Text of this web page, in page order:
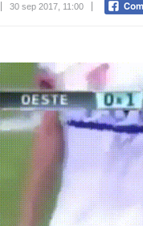
30 sep 2017, 11:00